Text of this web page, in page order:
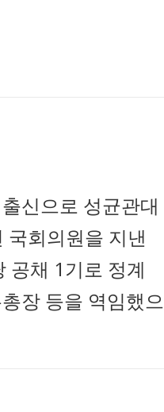
신으로 성균관대
회의원을 지낸
공채 1기로 정계
장 등을 역임했으